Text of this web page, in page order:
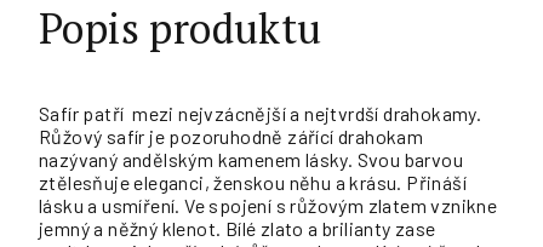
Popis produktu
Safír patří mezi nejvzácnější a nejtvrdší drahokamy.
Růžový safír je pozoruhodně zářící drahokam
nazývaný andělským kamenem lásky. Svou barvou
ztělesňuje eleganci, ženskou něhu a krásu. Přináší
lásku a usmíření. Ve spojení s růžovým zlatem vznikne
jemný a něžný klenot. Bílé zlato a brilianty zase